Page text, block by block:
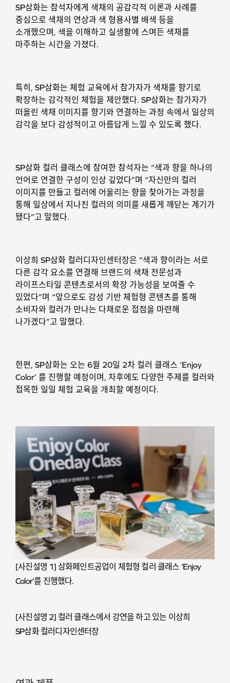
SP삼화는 참석자에게 색채의 공감각적 이론과 사례를
중심으로 색채의 연상과 색 형용사별 배색 등을
소개했으며, 색을 이해하고 실생활에 스며든 색채를
마주하는 시간을 가졌다.
특히, SP삼화는 체험 교육에서 참가자가 색채를 향기로
확장하는 감각적인 체험을 제안했다. SP삼화는 참가자가
떠올린 색채 이미지를 향기와 연결하는 과정 속에서 일상의
감각을 보다 감성적이고 아름답게 느낄 수 있도록 했다.
SP삼화 컬러 클래스에 참여한 참석자는 “색과 향을 하나의
언어로 연결한 구성이 인상 깊었다”며 “자신만의 컬러
이미지를 만들고 컬러에 어울리는 향을 찾아가는 과정을
통해 일상에서 지나친 컬러의 의미를 새롭게 깨닫는 계기가
됐다”고 말했다.
이상희 SP삼화 컬러디자인센터장은 “색과 향이라는 서로
다른 감각 요소를 연결해 브랜드의 색채 전문성과
라이프스타일 콘텐츠로서의 확장 가능성을 보여줄 수
있었다”며 “앞으로도 감성 기반 체험형 콘텐츠를 통해
소비자와 컬러가 만나는 다채로운 접점을 마련해
나가겠다”고 말했다.
한편, SP삼화는 오는 6월 20일 2차 컬러 클래스 ‘Enjoy
Color’ 를 진행할 예정이며, 차후에도 다양한 주제를 컬러와
접목한 일일 체험 교육을 개최할 예정이다.
[사진설명 1] 삼화페인트공업이 체험형 컬러 클래스 ‘Enjoy
Color’를 진행했다.
[사진설명 2] 컬러 클래스에서 강연을 하고 있는 이상희
SP삼화 컬러디자인센터장